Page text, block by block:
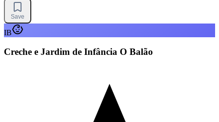
Save
IB
Creche e Jardim de Infância O Balão